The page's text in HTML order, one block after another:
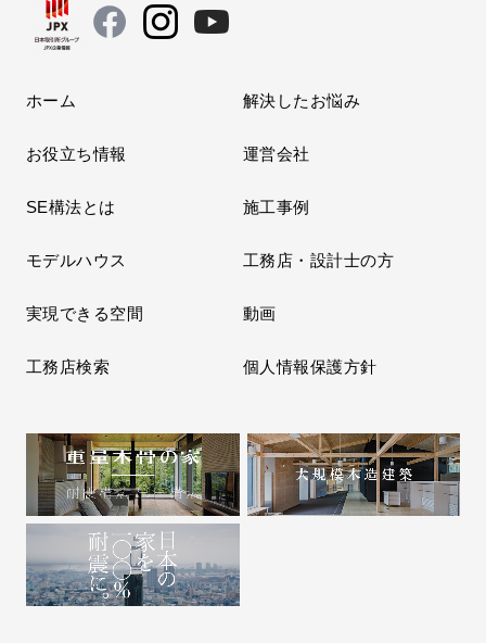
ホーム 解決したお悩み
お役立ち情報 運営会社
SE構法とは 施工事例
モデルハウス 工務店・設計士の方
実現できる空間 動画
工務店検索 個人情報保護方針